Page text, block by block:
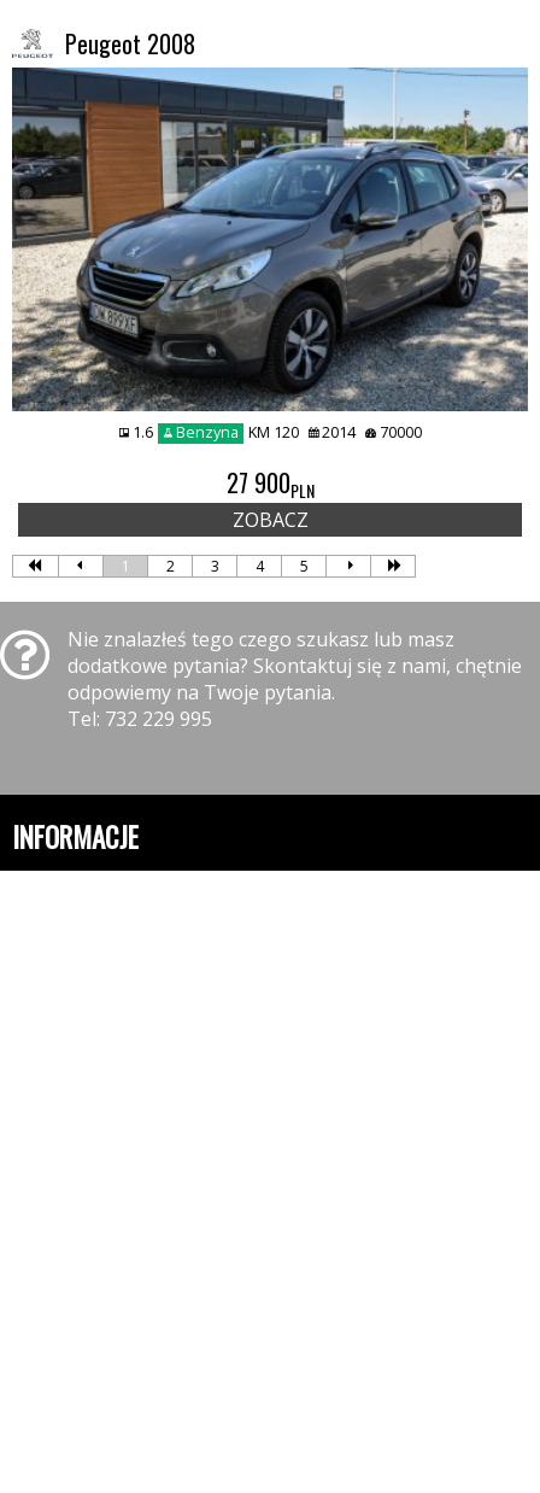
Peugeot 2008
1.6 Benzyna KM 120 2014 70000
27 900PLN
ZOBACZ
1 2 3 4 5
Nie znalazłeś tego czego szukasz lub masz
dodatkowe pytania? Skontaktuj się z nami, chętnie
odpowiemy na Twoje pytania.
Tel: 732 229 995
INFORMACJE